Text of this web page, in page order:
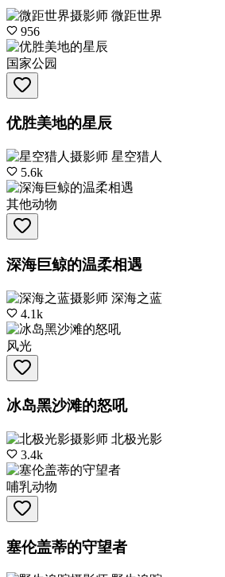
摄影师 微距世界
956
国家公园
优胜美地的星辰
摄影师 星空猎人
5.6k
其他动物
深海巨鲸的温柔相遇
摄影师 深海之蓝
4.1k
风光
冰岛黑沙滩的怒吼
摄影师 北极光影
3.4k
哺乳动物
塞伦盖蒂的守望者